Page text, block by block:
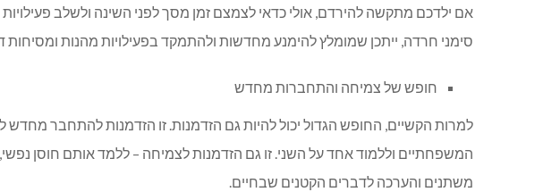
אם ילדכם מתקשה להירדם, אולי כדאי לצמצם זמן מסך לפני השינה ולשלב
סימני חרדה, ייתכן שמומלץ להימנע מחדשות ולהתמקד בפעילויות מהנות ומסיחות
חופש של צמיחה והתחברות מחדש
למרות הקשיים, החופש הגדול יכול להיות גם הזדמנות. זו הזדמנות להתחבר מחדש
המשפחתיים וללמוד אחד על השני. זו גם הזדמנות לצמיחה – ללמד אותם חוסן
משתנים והערכה לדברים הקטנים שבחיים.